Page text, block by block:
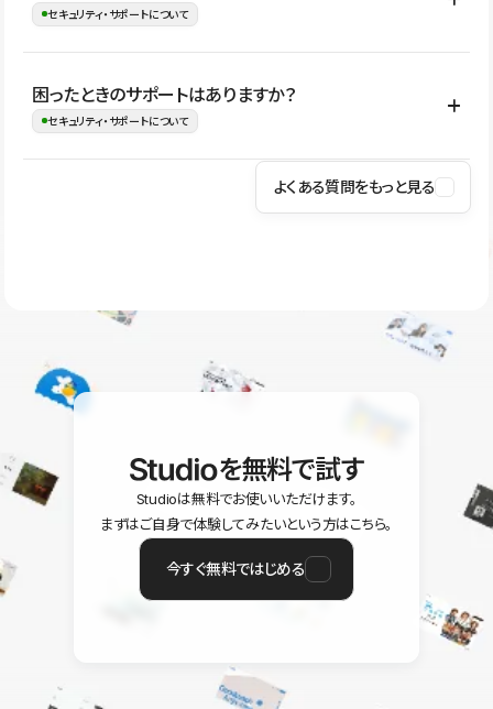
ことで、デザインを崩しにくい状態で運用できます。 さらにコン
ながらレイアウトに影響を与えずに更新作業を進めやすくなりま
す。
セキュリティ・サポートについて
Studioでは、公開サイトやサービスを安全に利用できるよう、通信
の暗号化、データ保護、アクセス管理、脆弱性対策など、複数の観
はSSL/TLSによる通信暗号化に対応しており、悪質なスクリプトの
困ったときのサポートはありますか？
セキュリティ・サポートについて
操作方法や機能については、ヘルプセンターでご確認いただけま
ユーザー同士で質問・相談できるコミュニティもご利用ください。
よくある質問をもっと見る
を無料で試す
Studioは無料でお使いいただけます。
まずはご自身で体験してみたいという方はこちら。
今すぐ無料ではじめる